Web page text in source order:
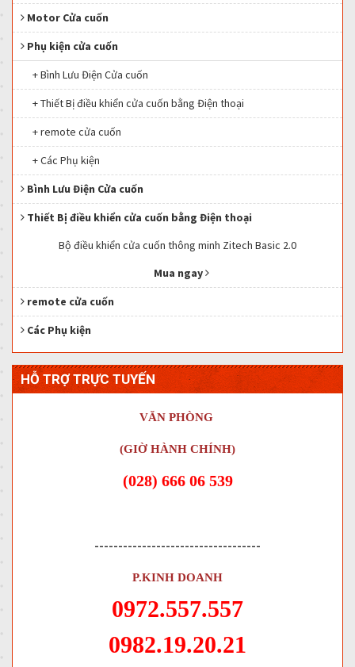
Motor Cửa cuốn
Phụ kiện cửa cuốn
+ Bình Lưu Điện Cửa cuốn
+ Thiết Bị điều khiển cửa cuốn bằng Điện thoại
+ remote cửa cuốn
+ Các Phụ kiện
Bình Lưu Điện Cửa cuốn
Thiết Bị điều khiển cửa cuốn bằng Điện thoại
Bộ điều khiển cửa cuốn thông minh Zitech Basic 2.0
Mua ngay
remote cửa cuốn
Các Phụ kiện
HỖ TRỢ TRỰC TUYẾN
VĂN PHÒNG
(GIỜ HÀNH CHÍNH)
(028) 666 06 539
-----------------------------------
P.KINH DOANH
0972.557.557
0982.19.20.21